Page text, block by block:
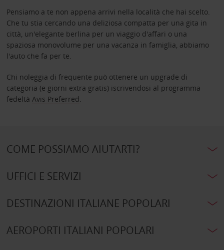
Pensiamo a te non appena arrivi nella località che hai scelto.
Che tu stia cercando una deliziosa compatta per una gita in
città, un'elegante berlina per un viaggio d'affari o una
spaziosa monovolume per una vacanza in famiglia, abbiamo
l'auto che fa per te.
Chi noleggia di frequente può ottenere un upgrade di
categoria (e giorni extra gratis) iscrivendosi al programma
fedeltà Avis Preferred.
COME POSSIAMO AIUTARTI?
UFFICI E SERVIZI
DESTINAZIONI ITALIANE POPOLARI
AEROPORTI ITALIANI POPOLARI